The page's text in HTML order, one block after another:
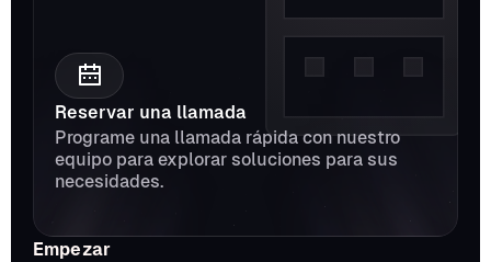
Reservar una llamada
Programe una llamada rápida con nuestro
equipo para explorar soluciones para sus
necesidades.
Empezar